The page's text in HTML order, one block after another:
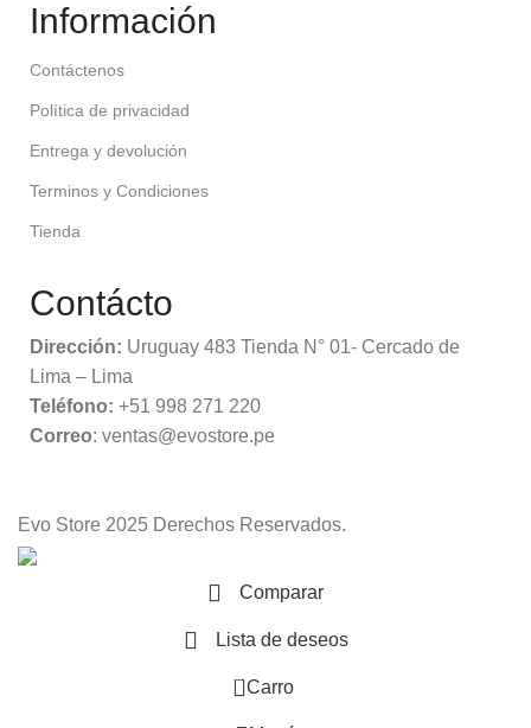
Información
Contáctenos
Política de privacidad
Entrega y devolución
Terminos y Condiciones
Tienda
Contácto
Dirección: Uruguay 483 Tienda N° 01- Cercado de
Lima – Lima
Teléfono: +51 998 271 220
Correo: ventas@evostore.pe
Evo Store 2025 Derechos Reservados.
Comparar
Lista de deseos
0 Carro